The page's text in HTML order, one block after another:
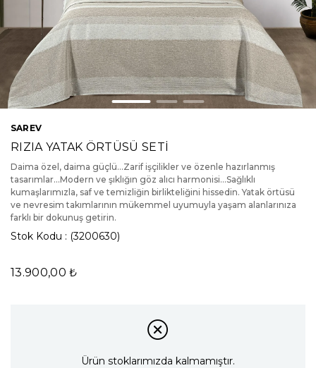
SAREV
RIZIA YATAK ÖRTÜSÜ SETİ
Daima özel, daima güçlü...Zarif işçilikler ve özenle hazırlanmış
tasarımlar...Modern ve şıklığın göz alıcı harmonisi...Sağlıklı
kumaşlarımızla, saf ve temizliğin birlikteliğini hissedin. Yatak örtüsü
ve nevresim takımlarının mükemmel uyumuyla yaşam alanlarınıza
farklı bir dokunuş getirin.
Stok Kodu (3200630)
13.900,00 ₺
Ürün stoklarımızda kalmamıştır.